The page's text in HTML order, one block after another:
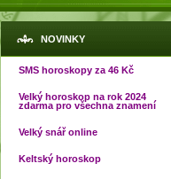
NOVINKY
SMS horoskopy za 46 Kč
Velký horoskop na rok 2024
zdarma pro všechna znamení
Velký snář online
Keltský horoskop